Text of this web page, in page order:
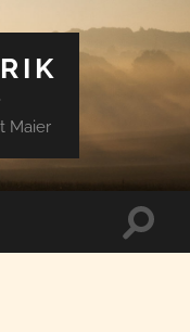
Maier